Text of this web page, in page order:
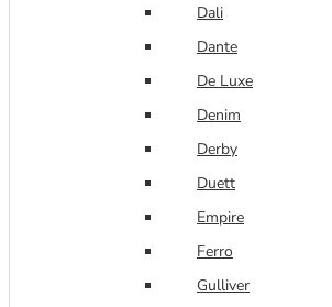
Dali
Dante
De Luxe
Denim
Derby
Duett
Empire
Ferro
Gulliver